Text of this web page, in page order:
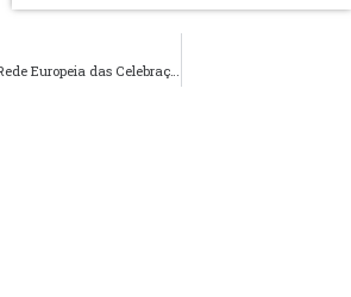
Roberto Carlos Reis integra o Comité Científico da Rede Europeia das Celebrações da Semana Santa e da Páscoa